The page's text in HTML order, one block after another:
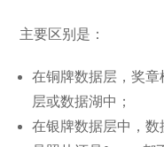
主要区别是：
在铜牌数据层，奖
层或数据湖中；
在银牌数据层中，